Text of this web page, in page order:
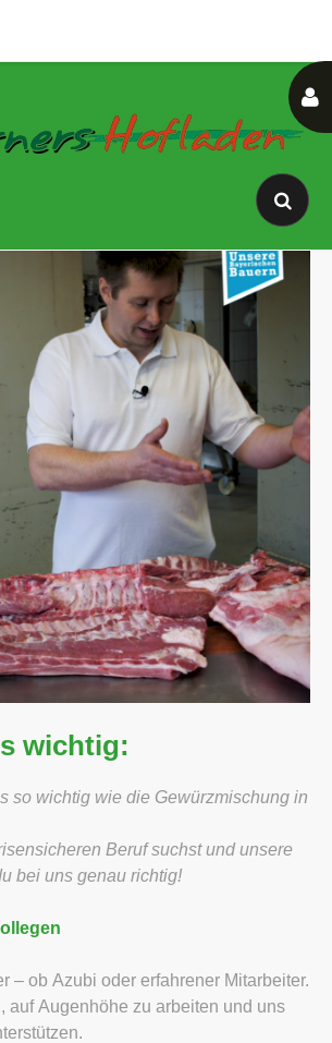
wichtig:
so wichtig wie die Gewürzmischung in
Beruf suchst und unsere
bei uns genau richtig!
– ob Azubi oder erfahrener Mitarbeiter.
auf Augenhöhe zu arbeiten und uns